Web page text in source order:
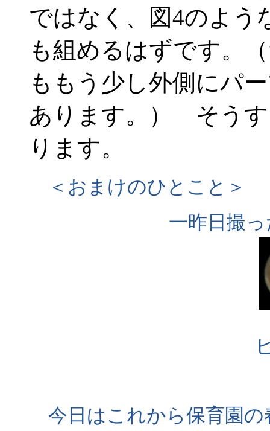
ではなく、図4のよう
も組めるはずです。
ももう少し外側にパ
あります。） そうす
ります。
＜おまけのひとこと＞
一昨日撮
今日はこれから保育園の